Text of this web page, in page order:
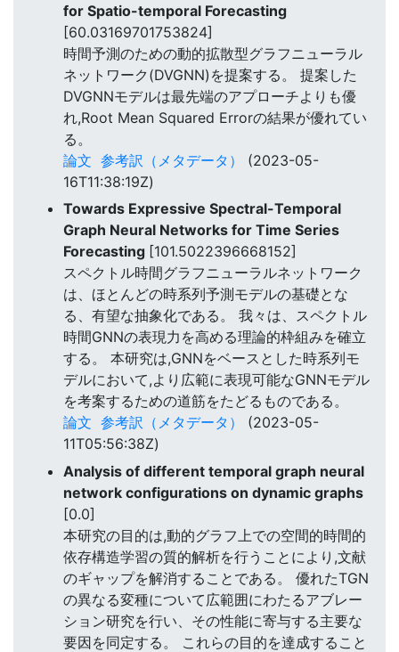
for Spatio-temporal Forecasting
[60.03169701753824]
時間予測のための動的拡散型グラフニューラル
ネットワーク(DVGNN)を提案する。 提案した
DVGNNモデルは最先端のアプローチよりも優
れ,Root Mean Squared Errorの結果が優れてい
る。
論文 参考訳（メタデータ）
(2023-05-
16T11:38:19Z)
Towards Expressive Spectral-Temporal
Graph Neural Networks for Time Series
Forecasting [101.5022396668152]
スペクトル時間グラフニューラルネットワーク
は、ほとんどの時系列予測モデルの基礎とな
る、有望な抽象化である。 我々は、スペクトル
時間GNNの表現力を高める理論的枠組みを確立
する。 本研究は,GNNをベースとした時系列モ
デルにおいて,より広範に表現可能なGNNモデル
を考案するための道筋をたどるものである。
論文 参考訳（メタデータ）
(2023-05-
11T05:56:38Z)
Analysis of different temporal graph neural
network configurations on dynamic graphs
[0.0]
本研究の目的は,動的グラフ上での空間的時間的
依存構造学習の質的解析を行うことにより,文献
のギャップを解消することである。 優れたTGN
の異なる変種について広範囲にわたるアブレー
ション研究を行い、その性能に寄与する主要な
要因を同定する。 これらの目的を達成すること